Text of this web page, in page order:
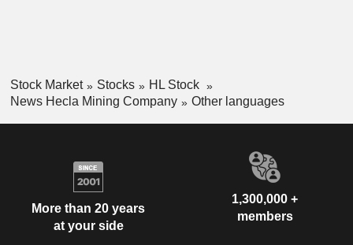
Stock Market Stocks
HL Stock
News Hecla Mining Company
Other languages
More than 20 years
at your side
1,300,000 +
members